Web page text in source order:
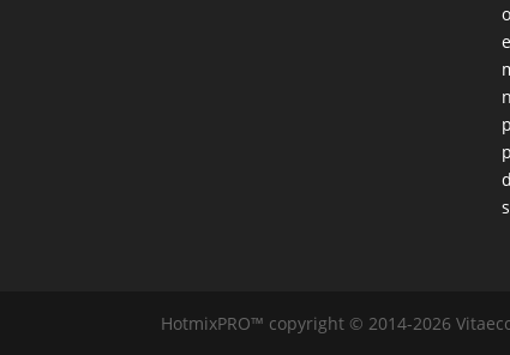
HotmixPRO™ copyright © 2014-2026